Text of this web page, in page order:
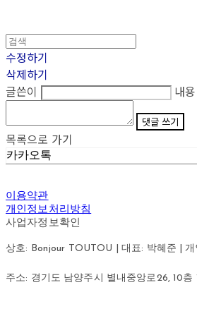
수정하기
삭제하기
글쓴이
내용
댓글 쓰기
목록으로 가기
카카오톡
이용약관
개인정보처리방침
사업자정보확인
상호: Bonjour TOUTOU | 대표: 박혜준 |
주소: 경기도 남양주시 별내중앙로26, 10